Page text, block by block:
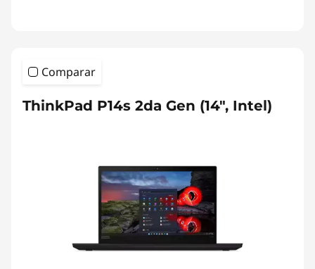
Comparar
ThinkPad P14s 2da Gen (14", Intel)